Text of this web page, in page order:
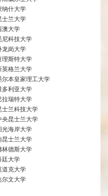
纳什大学
士兰大学
澳大学
尼科技大学
龙岗大学
理斯特大学
英格兰大学
尔本皇家理工大学
多利亚大学
拉瑞特大学
士兰科技大学
央昆士兰大学
光海岸大学
昆士兰大学
林德斯大学
廷大学
道克大学
尔文大学